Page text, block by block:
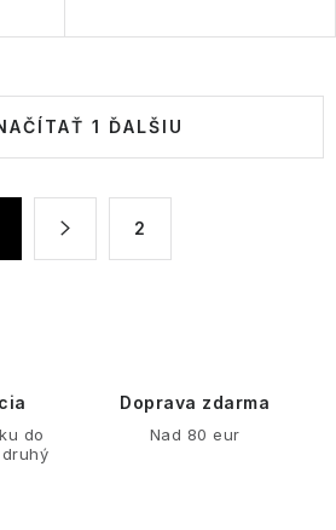
1 ĎALŠIU
2
do
Doprava zdarma
Nad 80 eur